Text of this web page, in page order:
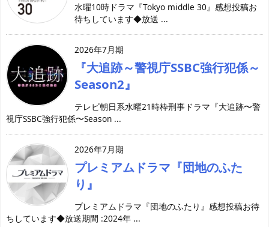
水曜10時ドラマ『Tokyo middle 30』感想投稿お
待ちしています◆放送 ...
2026年7月期
『大追跡～警視庁SSBC強行犯係～
Season2』
テレビ朝日系水曜21時枠刑事ドラマ『大追跡〜警
視庁SSBC強行犯係〜Season ...
2026年7月期
プレミアムドラマ『団地のふた
り』
プレミアムドラマ『団地のふたり』感想投稿お待
ちしています◆放送期間 :2024年 ...